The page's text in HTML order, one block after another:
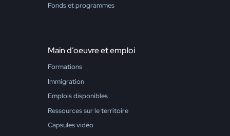
Fonds et programmes
Main d’oeuvre et emploi
Formations
Immigration
Emplois disponibles
Ressources sur le territoire
Capsules vidéo